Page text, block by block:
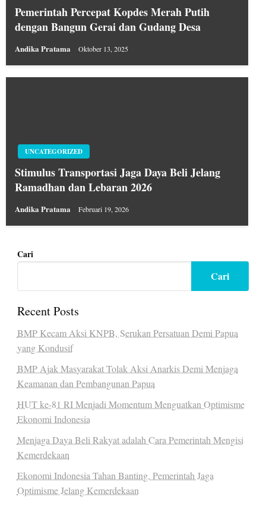
Pemerintah Percepat Kopdes Merah Putih
dengan Bangun Gerai dan Gudang Desa
Andika Pratama Oktober 13, 2025
UNCATEGORIZED
Stimulus Transportasi Jaga Daya Beli Jelang
Ramadhan dan Lebaran 2026
Andika Pratama Februari 19, 2026
Cari
Cari
Recent Posts
BMP Kecam Aksi KNPB, Serukan Persatuan Demi Papua
yang Kondusif
BMP Ajak Masyarakat Tolak Aksi Anarkis Demi Menjaga
Keamanan dan Pembangunan Papua
HUT ke-81 RI Menjadi Momentum Menguatkan Optimisme
Ekonomi Indonesia
Menjaga Daya Beli Rakyat adalah Cara Pemerintah Mengisi
Kemerdekaan
Ekonomi Indonesia Tahan Banting, Pemerintah Jaga
Optimisme Jelang Kemerdekaan